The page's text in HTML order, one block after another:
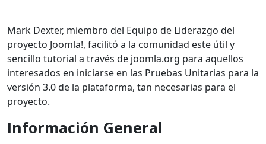
Mark Dexter, miembro del Equipo de Liderazgo del
proyecto Joomla!, facilitó a la comunidad este útil y
sencillo tutorial a través de joomla.org para aquellos
interesados en iniciarse en las Pruebas Unitarias para la
versión 3.0 de la plataforma, tan necesarias para el
proyecto.
Información General